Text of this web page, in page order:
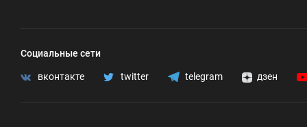
Социальные сети
вконтакте twitter telegram дзен